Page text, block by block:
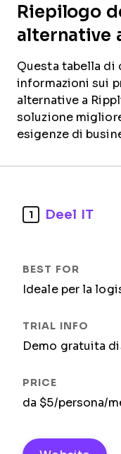
Riepilogo
alternative
Questa tabella di
informazioni sui
alternative a
soluzione
esigenze di
1 Deel IT
Ideale per la
Demo gratuita
da $5/persona/